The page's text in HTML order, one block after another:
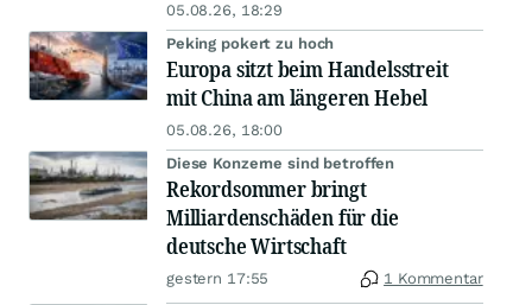
05.08.26, 18:29
Peking pokert zu hoch
Europa sitzt beim Handelsstreit
mit China am längeren Hebel
05.08.26, 18:00
Diese Konzerne sind betroffen
Rekordsommer bringt
Milliardenschäden für die
deutsche Wirtschaft
gestern 17:55 1 Kommentar